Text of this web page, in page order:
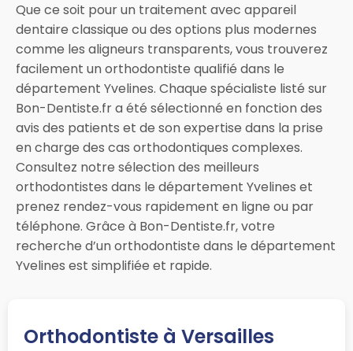
Que ce soit pour un traitement avec appareil
dentaire classique ou des options plus modernes
comme les aligneurs transparents, vous trouverez
facilement un orthodontiste qualifié dans le
département Yvelines. Chaque spécialiste listé sur
Bon-Dentiste.fr a été sélectionné en fonction des
avis des patients et de son expertise dans la prise
en charge des cas orthodontiques complexes.
Consultez notre sélection des meilleurs
orthodontistes dans le département Yvelines et
prenez rendez-vous rapidement en ligne ou par
téléphone. Grâce à Bon-Dentiste.fr, votre
recherche d’un orthodontiste dans le département
Yvelines est simplifiée et rapide.
Orthodontiste à Versailles